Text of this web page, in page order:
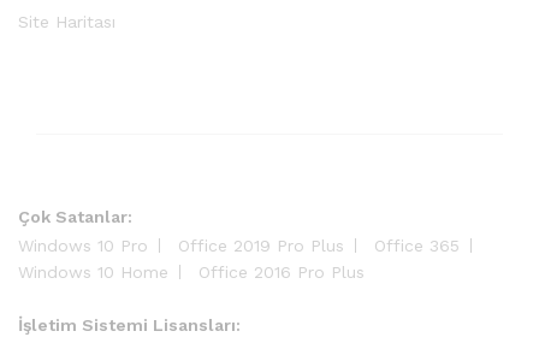
Site Haritası
Çok Satanlar:
Windows 10 Pro
Office 2019 Pro Plus
Office 365
Windows 10 Home
Office 2016 Pro Plus
İşletim Sistemi Lisansları: